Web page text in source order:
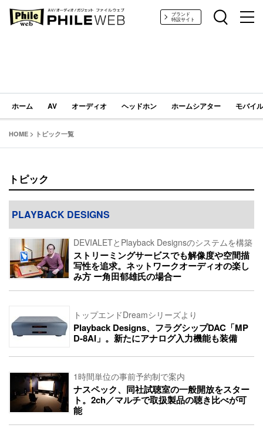
PHILE WEB｜AV/オーディオ/ガジェットブランド
特設サイト
ホーム AV オーディオ ヘッドホン ホームシアター モバイ
HOME > トピック一覧
トピック
PLAYBACK DESIGNS
DEVIALETとPlayback Designsのシステムを構築
ストリーミングサービスでも解像度や空間描
写性を追求。ネットワークオーディオの楽し
み方 ー角田郁雄氏の場合ー
トップエンドDreamシリーズより
Playback Designs、フラグシップDAC「MP
D-8AI」。新たにアナログ入力機能も装備
1時間単位の事前予約制で案内
ナスペック、同社試聴室の一般開放をスター
ト。2ch／マルチで取扱製品の聴き比べが可
能